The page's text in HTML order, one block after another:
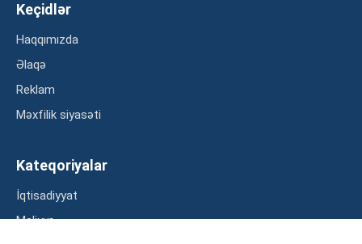
Keçidlər
Haqqımızda
Əlaqə
Reklam
Məxfilik siyasəti
Kateqoriyalar
İqtisadiyyat
Maliyyə